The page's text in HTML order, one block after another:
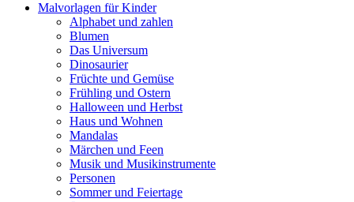
Malvorlagen für Kinder
Alphabet und zahlen
Blumen
Das Universum
Dinosaurier
Früchte und Gemüse
Frühling und Ostern
Halloween und Herbst
Haus und Wohnen
Mandalas
Märchen und Feen
Musik und Musikinstrumente
Personen
Sommer und Feiertage